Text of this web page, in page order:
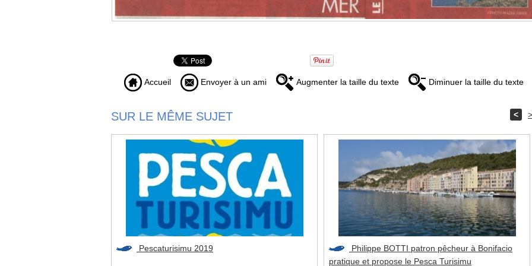
Accueil Envoyer à un ami Augmenter la taille du texte Diminuer la taille du texte
SUR LE MÊME SUJET < >
Pescaturisimu 2019
Philippe BOTTI patron pêcheur à Bonifacio
pratique et propose le Pesca Turisimu